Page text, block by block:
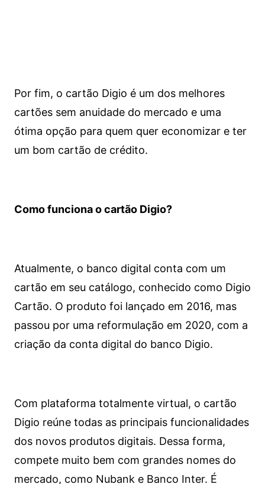
Por fim, o cartão Digio é um dos melhores
cartões sem anuidade do mercado e uma
ótima opção para quem quer economizar e ter
um bom cartão de crédito.
Como funciona o cartão Digio?
Atualmente, o banco digital conta com um
cartão em seu catálogo, conhecido como Digio
Cartão. O produto foi lançado em 2016, mas
passou por uma reformulação em 2020, com a
criação da conta digital do banco Digio.
Com plataforma totalmente virtual, o cartão
Digio reúne todas as principais funcionalidades
dos novos produtos digitais. Dessa forma,
compete muito bem com grandes nomes do
mercado, como Nubank e Banco Inter. É